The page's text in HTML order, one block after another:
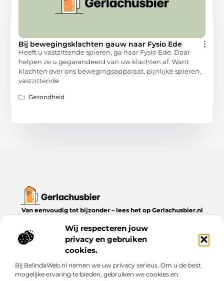
Wij respecteren jouw
privacy en gebruiken
cookies.
Bij BelindaWeb.nl nemen we uw privacy serieus. Om u de best
mogelijke ervaring te bieden, gebruiken we cookies en
Bij bewegingsklachten gauw naar Fysio Ede
Heeft u vastzittende spieren, ga naar Fysio Ede. Daar
helpen ze u gegarandeerd van uw klachten af. Want
klachten over ons bewegingsapparaat, pijnlijke spieren,
vastzittende
Gezondheid
Van eenvoudig tot bijzonder – lees het op Gerlachusbier.nl
te bieden heeft.
Bericht categorie